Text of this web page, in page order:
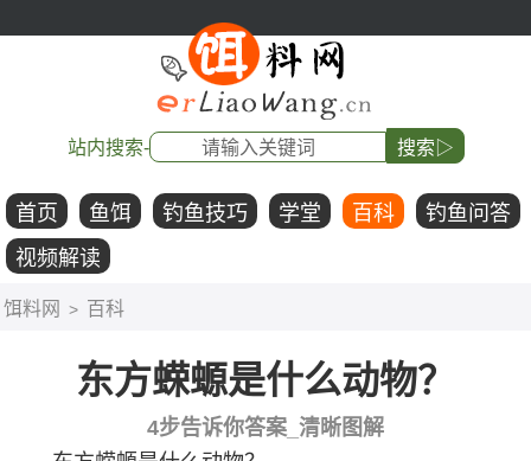
站内搜索- 搜索▷
首页 鱼饵 钓鱼技巧 学堂 百科
钓鱼问答
视频解读
饵料网 > 百科
东方蝾螈是什么动物？
4步告诉你答案_清晰图解